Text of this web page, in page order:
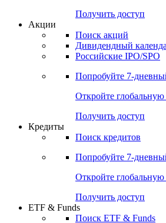
Попробуйте7-дневный
Откройте глобальную
Получить доступ
Поиск акций
Российские IPO/SPO
Попробуйте7-дневный
Откройте глобальную
Получить доступ
Поиск кредитов
Попробуйте7-дневный
Откройте глобальную